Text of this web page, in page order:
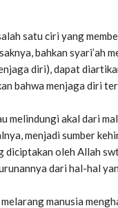
satu ciri yang
bahkan syari’ah
diri), dapat
bahwa menjaga diri
melindungi akal dari
menjadi sumber
oleh Allah
dari hal-hal
manusia